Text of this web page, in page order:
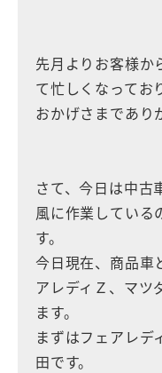
先月よりお客様か
て忙しくなってお
おかげさまであ
さて、今日は中古
風に作業している
す。
今日現在、商品車
アレディＺ、マツ
ます。
まずはフェアレデ
田です。